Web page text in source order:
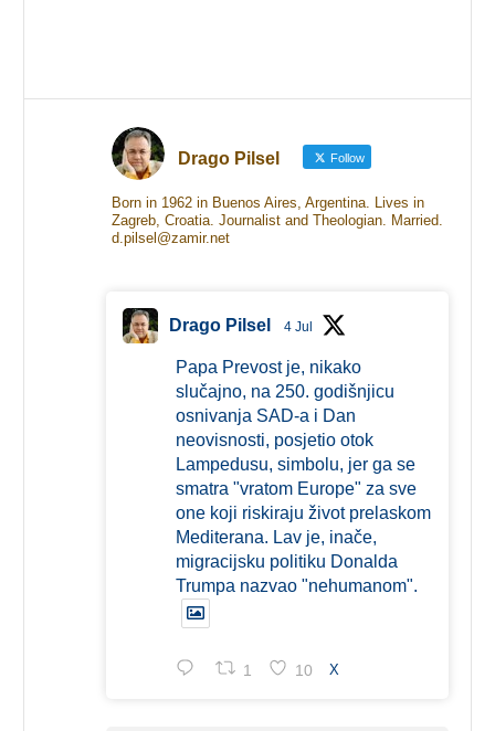
Drago Pilsel Follow
Born in 1962 in Buenos Aires, Argentina. Lives in
Zagreb, Croatia. Journalist and Theologian. Married.
d.pilsel@zamir.net
Drago Pilsel 4 Jul
Papa Prevost je, nikako
slučajno, na 250. godišnjicu
osnivanja SAD-a i Dan
neovisnosti, posjetio otok
Lampedusu, simbolu, jer ga se
smatra "vratom Europe" za sve
one koji riskiraju život prelaskom
Mediterana. Lav je, inače,
migracijsku politiku Donalda
Trumpa nazvao "nehumanom".
1 10 X